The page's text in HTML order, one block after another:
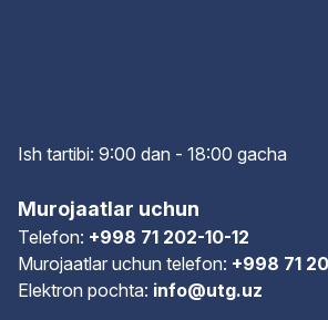
Ish tartibi: 9:00 dan - 18:00 gacha
Murojaatlar uchun
Telefon: +998 71 202-10-12
Murojaatlar uchun telefon: +998 71
Elektron pochta: info@utg.uz